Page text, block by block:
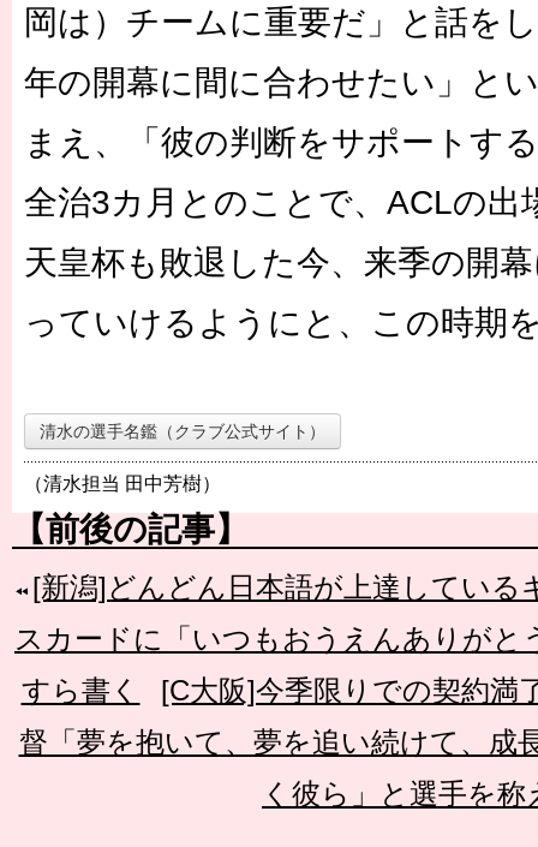
岡は）チームに重要だ」と話を
年の開幕に間に合わせたい」と
まえ、「彼の判断をサポートす
全治3カ月とのことで、ACLの出
天皇杯も敗退した今、来季の開
っていけるようにと、この時期
清水の選手名鑑（クラブ公式サイト）
（清水担当 田中芳樹）
【前後の記事】
[新潟]どんどん日本語が上達している
スカードに「いつもおうえんありがと
すら書く
[C大阪]今季限りでの契約満
督「夢を抱いて、夢を追い続けて、成
く彼ら」と選手を称